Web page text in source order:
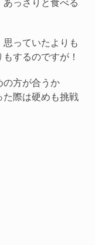
っさりと食べる
っていたよりも
するのですが！
の方が合うか
た際は硬めも挑戦